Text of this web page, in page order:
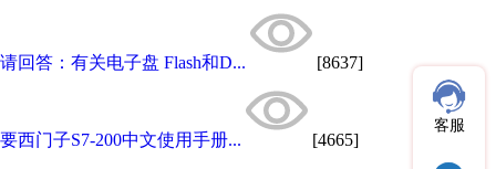
请回答：有关电子盘 Flash和D... [8637]
要西门子S7-200中文使用手册... [4665]
客服